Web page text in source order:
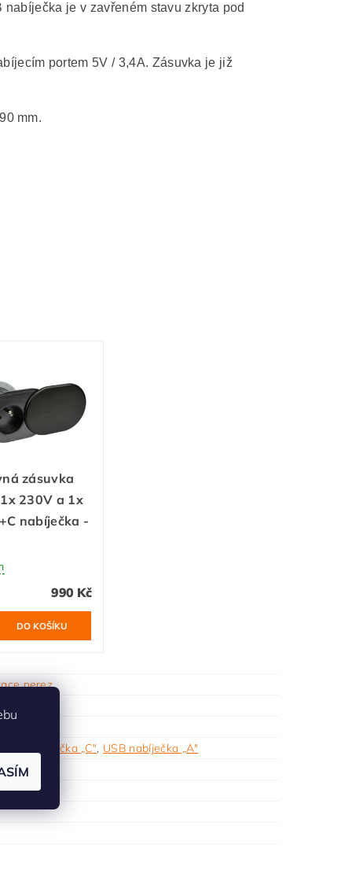
je v zavřeném stavu zkryta pod
portem 5V / 3,4A. Zásuvka je již
mm.
zásuvka
230V a 1x
nabíječka -
990 Kč
nerez
USB nabíječka „C", USB nabíječka „A"